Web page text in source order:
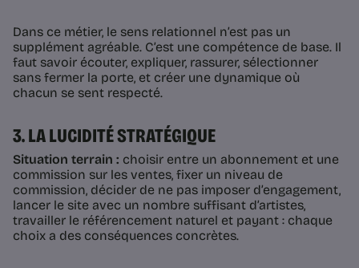
Dans ce métier, le sens relationnel n’est pas un
supplément agréable. C’est une compétence de base. Il
faut savoir écouter, expliquer, rassurer, sélectionner
sans fermer la porte, et créer une dynamique où
chacun se sent respecté.
3. LA LUCIDITÉ STRATÉGIQUE
Situation terrain : choisir entre un abonnement et une
commission sur les ventes, fixer un niveau de
commission, décider de ne pas imposer d’engagement,
lancer le site avec un nombre suffisant d’artistes,
travailler le référencement naturel et payant : chaque
choix a des conséquences concrètes.